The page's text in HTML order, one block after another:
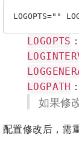
LOGOPTS=""
LOGOPTS
LOGPATH
如果修
配置修改后，需